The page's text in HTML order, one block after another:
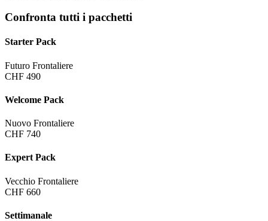
Confronta tutti i pacchetti
Starter Pack
Futuro Frontaliere
CHF 490
Welcome Pack
Nuovo Frontaliere
CHF 740
Expert Pack
Vecchio Frontaliere
CHF 660
Settimanale